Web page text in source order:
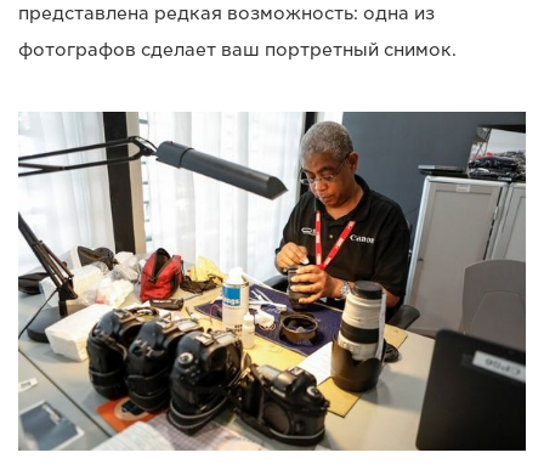
представлена редкая возможность: одна из
фотографов сделает ваш портретный снимок.